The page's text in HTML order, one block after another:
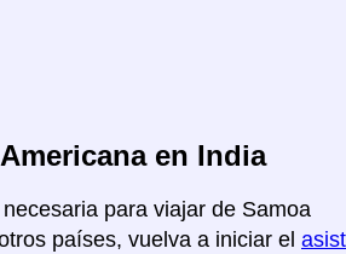
en India
para viajar de Samoa
países, vuelva a iniciar el